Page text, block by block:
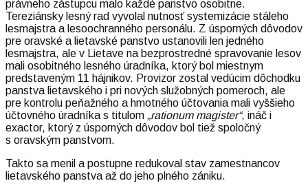
právneho zástupcu malo každé panstvo osobitne.
Tereziánsky lesný rad vyvolal nutnosť systemizácie stáleho
lesmajstra a lesoochranného personálu. Z úsporných dôvodov
pre oravské a lietavské panstvo ustanovili len jedného
lesmajstra, ale v Lietave na bezprostredné spravovanie lesov
mali osobitného lesného úradníka, ktorý bol miestnym
predstaveným 11 hájnikov. Provizor zostal vedúcim dôchodku
panstva lietavského i pri nových služobných pomeroch, ale
pre kontrolu peňažného a hmotného účtovania mali vyššieho
účtovného úradníka s titulom „rationum magister“, ináč i
exactor, ktorý z úsporných dôvodov bol tiež spoločný
s oravským panstvom.
Takto sa menil a postupne redukoval stav zamestnancov
lietavského panstva až do jeho plného zániku.